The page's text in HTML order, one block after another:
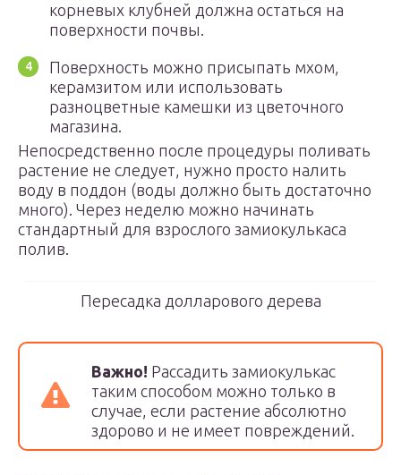
корневых клубней должна остаться на
поверхности почвы.
Поверхность можно присыпать мхом,
керамзитом или использовать
разноцветные камешки из цветочного
магазина.
Непосредственно после процедуры поливать
растение не следует, нужно просто налить
воду в поддон (воды должно быть достаточно
много). Через неделю можно начинать
стандартный для взрослого замиокулькаса
полив.
Пересадка долларового дерева
Важно! Рассадить замиокулькас
таким способом можно только в
случае, если растение абсолютно
здорово и не имеет повреждений.